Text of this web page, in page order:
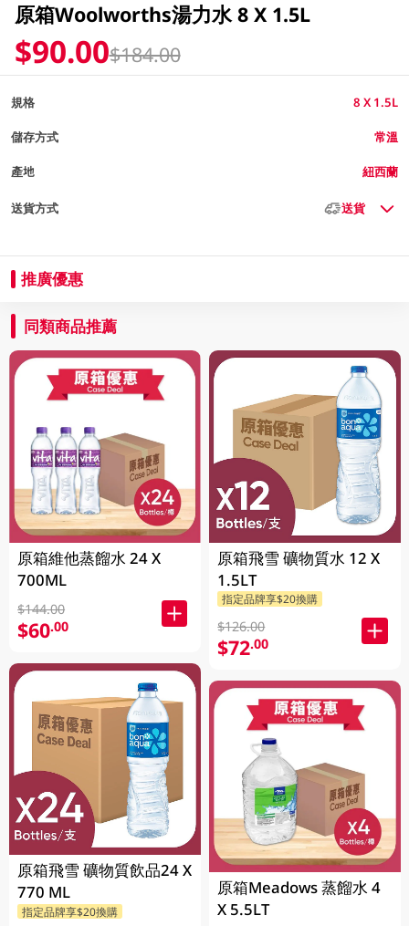
原箱Woolworths湯力水 8 X 1.5L
$90.00$184.00
規格 8 X 1.5L
儲存方式 常溫
產地 紐西蘭
送貨方式 送貨
推廣優惠
同類商品推薦
原箱維他蒸餾水 24 X
700ML
$144.00
$60.00
原箱飛雪 礦物質飲品24 X
770 ML
指定品牌享$20換購
原箱飛雪 礦物質水 12 X
1.5LT
指定品牌享$20換購
$126.00
$72.00
原箱Meadows 蒸餾水 4
X 5.5LT